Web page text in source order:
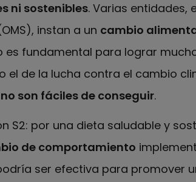
ni sostenibles. Varias entidades,
instan a un cambio
es fundamental para lograr
el de la lucha contra el cambio
son fáciles de conseguir.
S2: por una dieta saludable y
de comportamiento
ser efectiva para promover